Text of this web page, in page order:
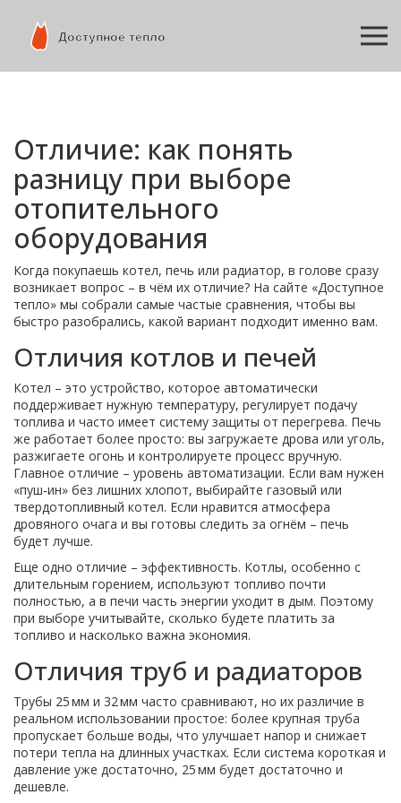
Отличие: как понять
разницу при выборе
отопительного
оборудования
Когда покупаешь котел, печь или радиатор, в голове сразу
возникает вопрос – в чём их отличие? На сайте «Доступное
тепло» мы собрали самые частые сравнения, чтобы вы
быстро разобрались, какой вариант подходит именно вам.
Отличия котлов и печей
Котел – это устройство, которое автоматически
поддерживает нужную температуру, регулирует подачу
топлива и часто имеет систему защиты от перегрева. Печь
же работает более просто: вы загружаете дрова или уголь,
разжигаете огонь и контролируете процесс вручную.
Главное отличие – уровень автоматизации. Если вам нужен
«пуш‑ин» без лишних хлопот, выбирайте газовый или
твердотопливный котел. Если нравится атмосфера
дровяного очага и вы готовы следить за огнём – печь
будет лучше.
Еще одно отличие – эффективность. Котлы, особенно с
длительным горением, используют топливо почти
полностью, а в печи часть энергии уходит в дым. Поэтому
при выборе учитывайте, сколько будете платить за
топливо и насколько важна экономия.
Отличия труб и радиаторов
Трубы 25 мм и 32 мм часто сравнивают, но их различие в
реальном использовании простое: более крупная труба
пропускает больше воды, что улучшает напор и снижает
потери тепла на длинных участках. Если система короткая и
давление уже достаточно, 25 мм будет достаточно и
дешевле.